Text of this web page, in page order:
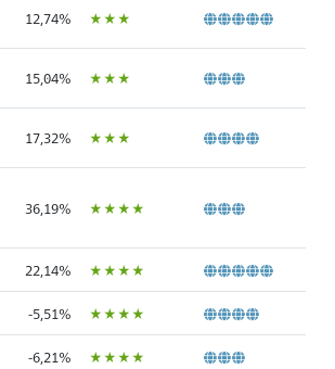
12,74% ÙÙÙ
15,04% ÙÙÙ
17,32% ÙÙÙ
36,19% ÙÙÙÙ
22,14% ÙÙÙÙ
-5,51% ÙÙÙÙ
-6,21% ÙÙÙÙ